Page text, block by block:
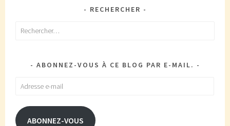
RECHERCHER
Rechercher :
ABONNEZ-VOUS À CE BLOG PAR E-MAIL.
Adresse
mail
ABONNEZ-VOUS